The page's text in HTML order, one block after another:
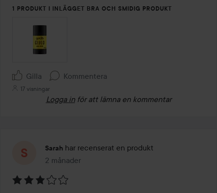
1 PRODUKT I INLÄGGET BRA OCH SMIDIG PRODUKT
Gilla Kommentera
17 visningar
Logga in för att lämna en kommentar
Sarah har recenserat en produkt
2 månader
Inlägget skapades 2 månader